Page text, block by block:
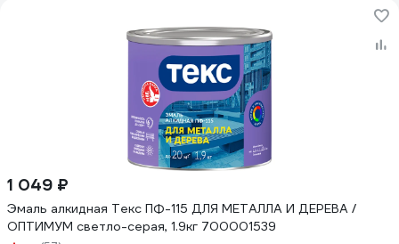
1 049 ₽
Эмаль алкидная Текс ПФ-115 ДЛЯ МЕТАЛЛА И ДЕРЕВА /
ОПТИМУМ светло-серая, 1.9кг 700001539